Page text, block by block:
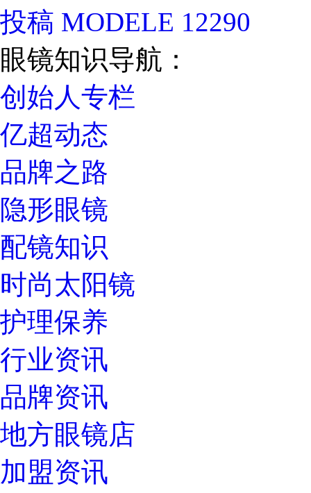
投稿 MODELE 12290
眼镜知识导航：
创始人专栏
亿超动态
品牌之路
隐形眼镜
配镜知识
时尚太阳镜
护理保养
行业资讯
品牌资讯
地方眼镜店
加盟资讯